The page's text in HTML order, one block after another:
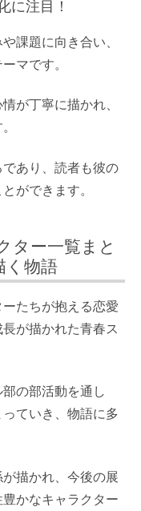
に注目！
課題に向き合い、
マです。
が丁寧に描かれ、
あり、読者も彼の
ができます。
ター一覧まと
く物語
ーたちが抱える恋愛
が描かれた青春ス
の部活動を通し
ていき、物語に多
描かれ、今後の展
かなキャラクター